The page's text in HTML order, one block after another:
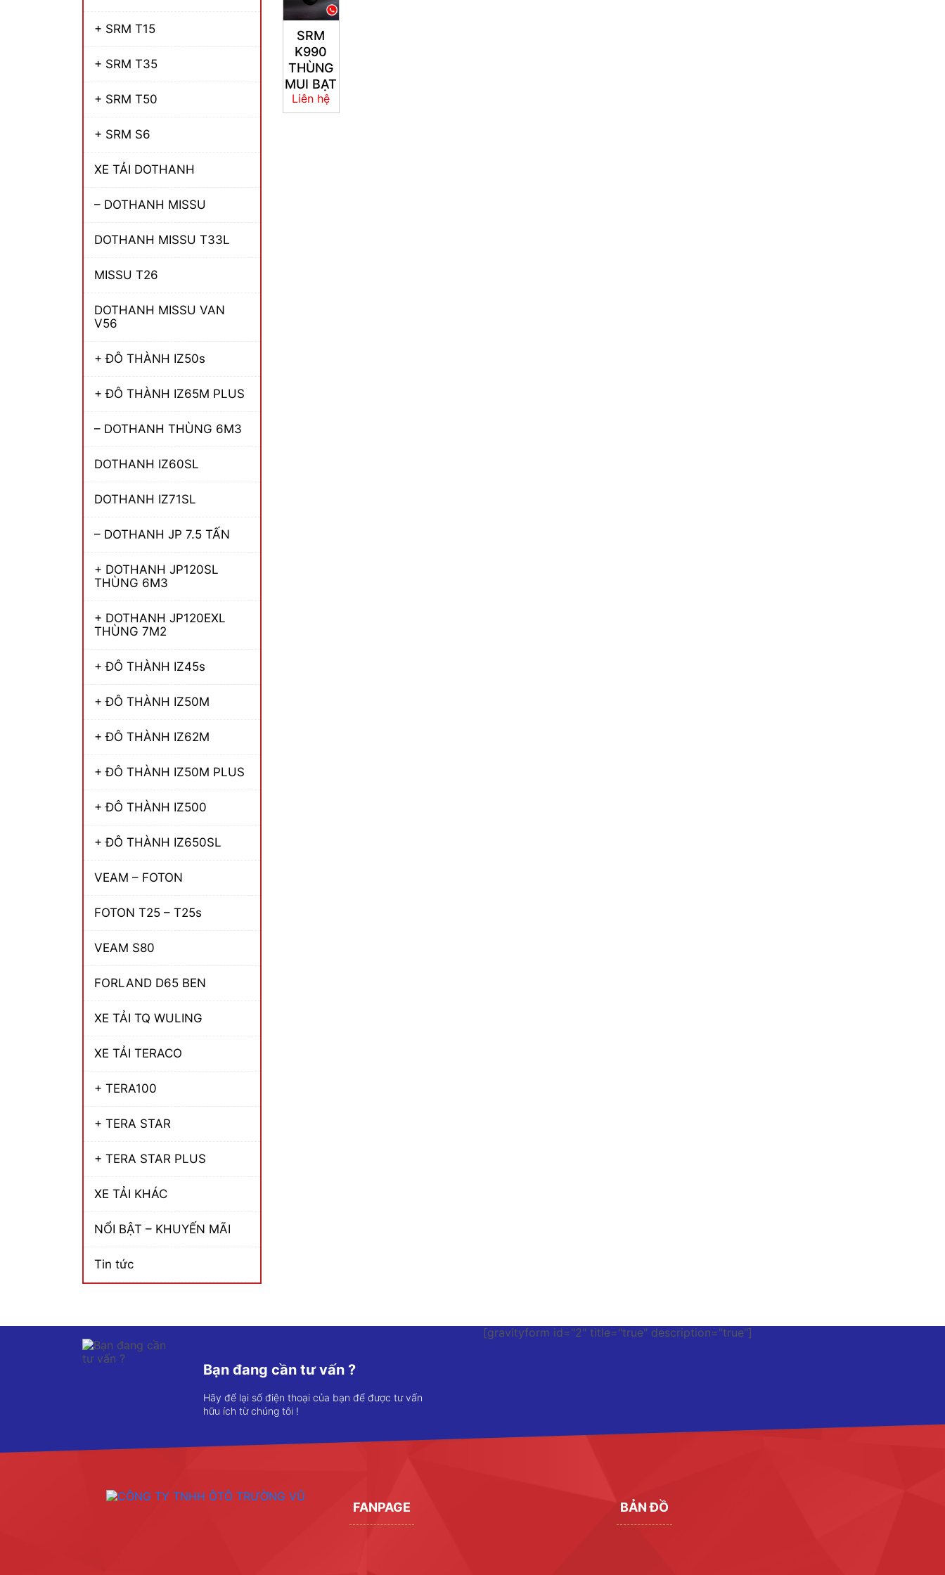
+ SRM T15
+ SRM T35
+ SRM T50
+ SRM S6
XE TẢI DOTHANH
– DOTHANH MISSU
DOTHANH MISSU T33L
MISSU T26
DOTHANH MISSU VAN
V56
+ ĐÔ THÀNH IZ50s
+ ĐÔ THÀNH IZ65M PLUS
– DOTHANH THÙNG 6M3
DOTHANH IZ60SL
DOTHANH IZ71SL
– DOTHANH JP 7.5 TẤN
+ DOTHANH JP120SL
THÙNG 6M3
+ DOTHANH JP120EXL
THÙNG 7M2
+ ĐÔ THÀNH IZ45s
+ ĐÔ THÀNH IZ50M
+ ĐÔ THÀNH IZ62M
+ ĐÔ THÀNH IZ50M PLUS
+ ĐÔ THÀNH IZ500
+ ĐÔ THÀNH IZ650SL
VEAM – FOTON
FOTON T25 – T25s
VEAM S80
FORLAND D65 BEN
XE TẢI TQ WULING
XE TẢI TERACO
+ TERA100
+ TERA STAR
+ TERA STAR PLUS
XE TẢI KHÁC
NỔI BẬT – KHUYẾN MÃI
Tin tức
SRM
K990
THÙNG
MUI BẠT
Liên hệ
Bạn đang cần tư vấn ?
Hãy để lại số điện thoại của bạn để được tư vấn
hữu ích từ chúng tôi !
[gravityform id="2" title="true" description="true"]
FANPAGE BẢN ĐỒ